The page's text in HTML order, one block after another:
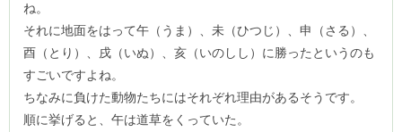
ね。
それに地面をはって午（うま）、未（ひつじ）、申（さる）、
酉（とり）、戌（いぬ）、亥（いのしし）に勝ったというのも
すごいですよね。
ちなみに負けた動物たちにはそれぞれ理由があるそうです。
順に挙げると、午は道草をくっていた。